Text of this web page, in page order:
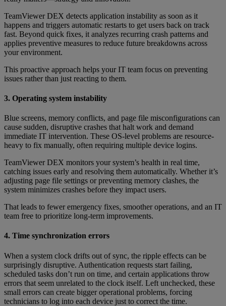
TeamViewer DEX detects application instability as soon as it
happens and triggers automatic restarts to get users back on track
fast. Beyond quick fixes, it analyzes recurring crash patterns and
applies preventive measures to reduce future breakdowns across
your environment.
This proactive approach helps your IT team focus on preventing
issues rather than just reacting to them.
3. Operating system instability
Blue screens, memory conflicts, and page file misconfigurations can
cause sudden, disruptive crashes that halt work and demand
immediate IT intervention. These OS-level problems are resource-
heavy to fix manually, often requiring multiple device logins.
TeamViewer DEX monitors your system’s health in real time,
catching issues early and resolving them automatically. Whether it’s
adjusting page file settings or preventing memory clashes, the
system minimizes crashes before they impact users.
That leads to fewer emergency fixes, smoother operations, and an IT
team free to prioritize long-term improvements.
4. Time synchronization errors
When a system clock drifts out of sync, the ripple effects can be
surprisingly disruptive. Authentication requests start failing,
scheduled tasks don’t run on time, and certain applications throw
errors that seem unrelated to the clock itself. Left unchecked, these
small errors can create bigger operational problems, forcing
technicians to log into each device just to correct the time.